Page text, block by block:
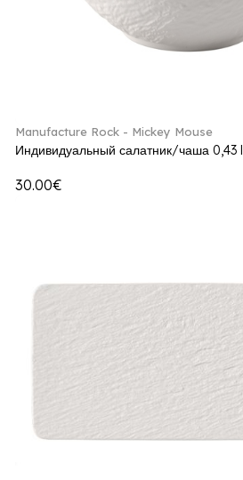
Manufacture Rock - Mickey Mouse
Индивидуальный салатник/чаша 0,43 l
30.00€